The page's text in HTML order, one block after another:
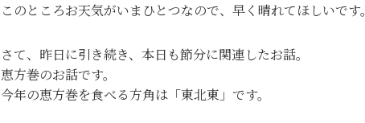
このところお天気がいまひとつなので、早く晴れてほしいです。
さて、昨日に引き続き、本日も節分に関連したお話。
恵方巻のお話です。
今年の恵方巻を食べる方角は「東北東」です。